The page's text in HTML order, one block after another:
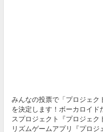
みんなの投票で「プロジェク
を決定します！ボーカロイド
スプロジェクト『プロジェ
リズムゲームアプリ『プロ